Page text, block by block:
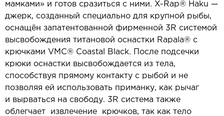
мамками» и готов сразиться с ними. X-Rap® Haku —
джерк, созданный специально для крупной рыбы,
оснащён запатентованной фирменной 3R системой
высвобождения титановой оснастки Rapala® с
крючками VMC® Coastal Black. После подсечки
крюки оснастки высвобождается из тела,
способствуя прямому контакту с рыбой и не
позволяя ей использовать приманку, как рычаг
и вырваться на свободу. 3R система также
облегчает извлечение крючков, так как тело